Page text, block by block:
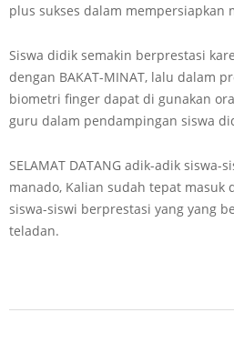
plus sukses dalam mempersiapkan
Siswa didik semakin berprestasi
dengan BAKAT-MINAT, lalu dalam
biometri finger dapat di gunakan
guru dalam pendampingan siswa
SELAMAT DATANG adik-adik siswa-
manado, Kalian sudah tepat masuk
siswa-siswi berprestasi yang yang
teladan.